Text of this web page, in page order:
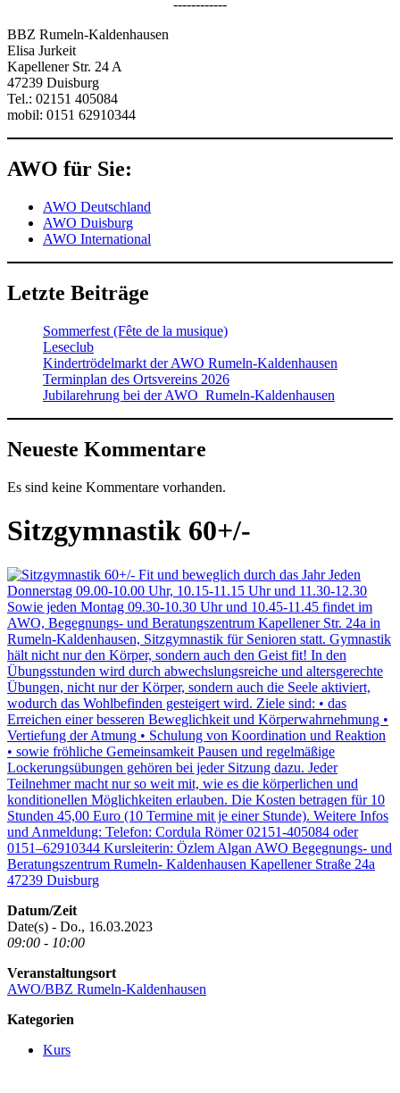
------------
BBZ Rumeln-Kaldenhausen
Elisa Jurkeit
Kapellener Str. 24 A
47239 Duisburg
Tel.: 02151 405084
mobil: 0151 62910344
AWO für Sie:
AWO Deutschland
AWO Duisburg
AWO International
Letzte Beiträge
Sommerfest (Fête de la musique)
Leseclub
Kindertrödelmarkt der AWO Rumeln-Kaldenhausen
Terminplan des Ortsvereins 2026
Jubilarehrung bei der AWO Rumeln-Kaldenhausen
Neueste Kommentare
Es sind keine Kommentare vorhanden.
Sitzgymnastik 60+/-
Datum/Zeit
Date(s) - Do., 16.03.2023
09:00 - 10:00
Veranstaltungsort
AWO/BBZ Rumeln-Kaldenhausen
Kategorien
Kurs